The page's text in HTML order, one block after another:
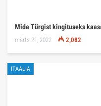
Mida Türgist kingituseks
märts 21, 2022 2,082
ITAALIA